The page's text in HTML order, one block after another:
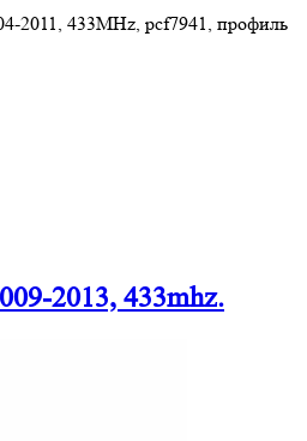
2011, 433MHz, pcf7941, профиль
2013, 433mhz.